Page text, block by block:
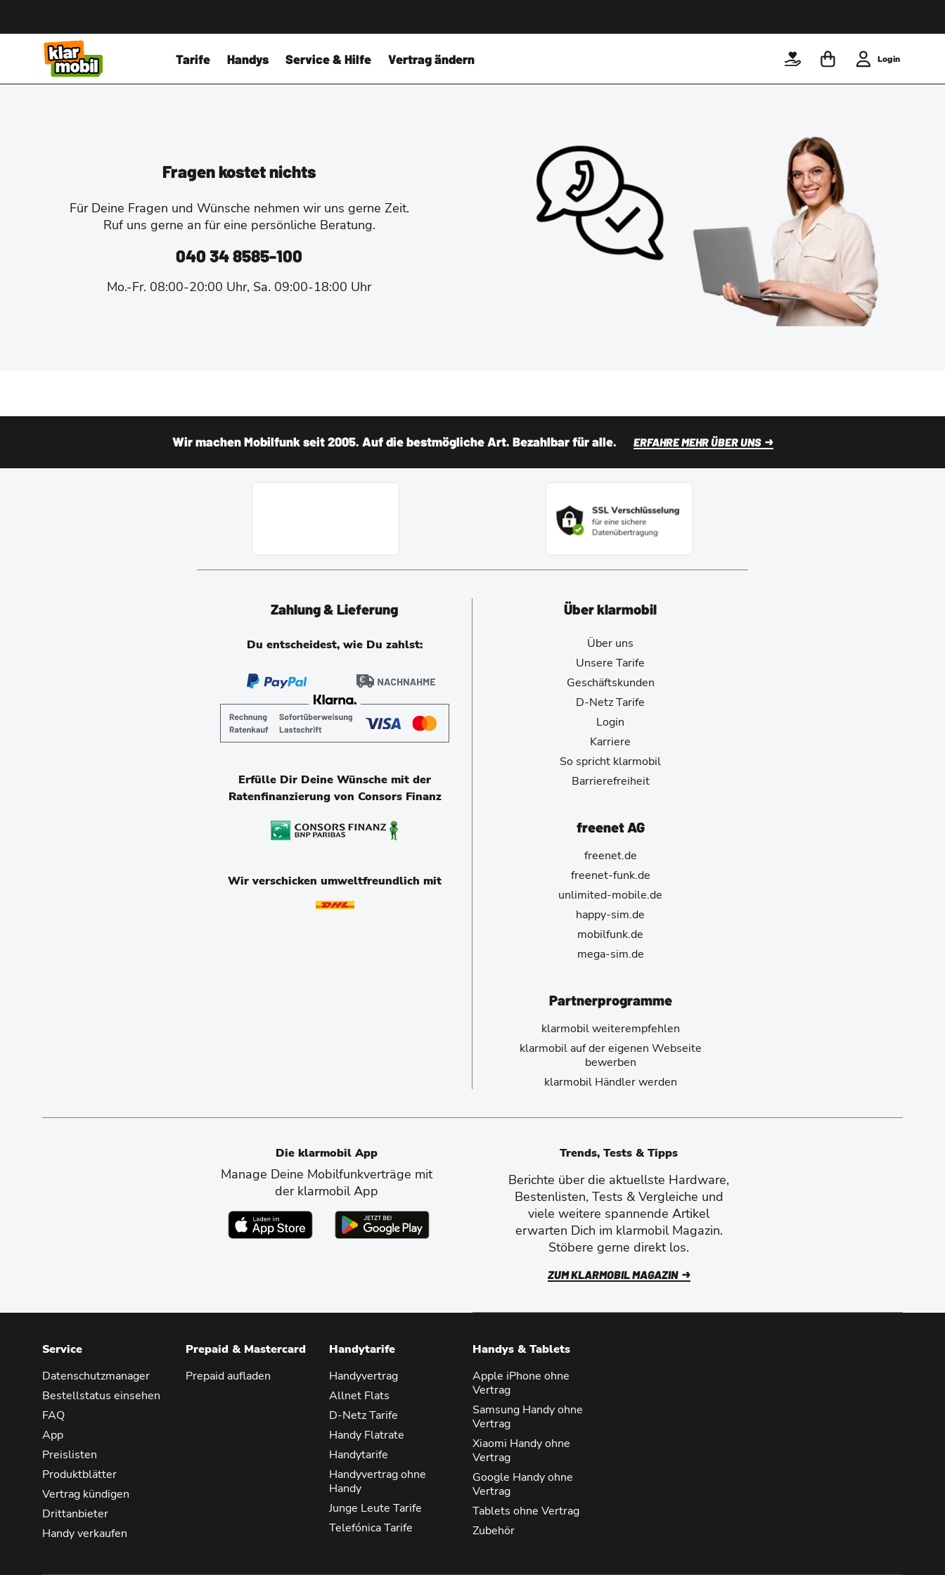
Tarife Handys Service & Hilfe Vertrag ändern Login
Fragen kostet nichts
Für Deine Fragen und Wünsche nehmen wir uns gerne Zeit.
Ruf uns gerne an für eine persönliche Beratung.
040 34 8585-100
Mo.-Fr. 08:00-20:00 Uhr, Sa. 09:00-18:00 Uhr
Wir machen Mobilfunk seit 2005. Auf die bestmögliche Art. Bezahlbar für alle. ERFAHRE MEHR ÜBER UNS
Zahlung & Lieferung
Du entscheidest, wie Du zahlst:
Erfülle Dir Deine Wünsche mit der
Ratenfinanzierung von Consors Finanz
Wir verschicken umweltfreundlich mit
Über klarmobil
Über uns
Unsere Tarife
Geschäftskunden
D-Netz Tarife
Login
Karriere
So spricht klarmobil
Barrierefreiheit
freenet AG
freenet.de
freenet-funk.de
unlimited-mobile.de
happy-sim.de
mobilfunk.de
mega-sim.de
Partnerprogramme
klarmobil weiterempfehlen
klarmobil auf der eigenen Webseite
bewerben
klarmobil Händler werden
Die klarmobil App
Manage Deine Mobilfunkverträge mit
der klarmobil App
Trends, Tests & Tipps
Berichte über die aktuellste Hardware,
Bestenlisten, Tests & Vergleiche und
viele weitere spannende Artikel
erwarten Dich im klarmobil Magazin.
Stöbere gerne direkt los.
ZUM KLARMOBIL MAGAZIN
Service
Datenschutzmanager
Bestellstatus einsehen
FAQ
App
Preislisten
Produktblätter
Vertrag kündigen
Drittanbieter
Handy verkaufen
Prepaid & Mastercard
Prepaid aufladen
Handytarife
Handyvertrag
Allnet Flats
D-Netz Tarife
Handy Flatrate
Handytarife
Handyvertrag ohne
Handy
Junge Leute Tarife
Telefónica Tarife
Handys & Tablets
Apple iPhone ohne
Vertrag
Samsung Handy ohne
Vertrag
Xiaomi Handy ohne
Vertrag
Google Handy ohne
Vertrag
Tablets ohne Vertrag
Zubehör